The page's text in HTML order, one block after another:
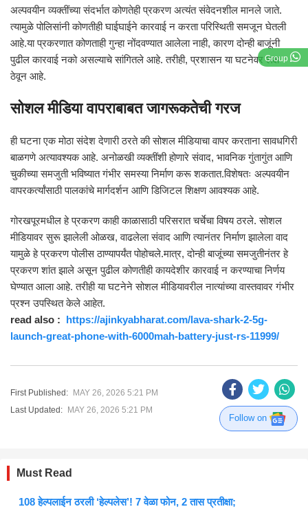
Group
अल्पवयीन व्यक्तींच्या संदर्भात कोणतेही प्रकरण अत्यंत संवेदनशील मानले जाते.
त्यामुळे पोलिसांनी कोणतीही घाईघाईने कारवाई न करता परिस्थिती समजून घेतली
आहे.या प्रकरणात कोणताही गुन्हा नोंदवण्यात आलेला नाही, कारण दोन्ही बाजूंनी
पुढील कारवाई नको असल्याचे सांगितले आहे. तरीही, प्रशासन या घटनेवर लक्ष
ठेवून आहे.
सोशल मीडिया वापराबाबत जागरूकतेची गरज
ही घटना एक मोठा संदेश देणारी ठरते की सोशल मीडियाचा वापर करताना सावधगिरी
बाळगणे अत्यावश्यक आहे. अनोळखी व्यक्तींशी होणारे संवाद, भावनिक गुंतागुंत आणि
चुकीच्या समजुती भविष्यात गंभीर समस्या निर्माण करू शकतात.विशेषतः अल्पवयीन
वापरकर्त्यांसाठी पालकांचे मार्गदर्शन आणि डिजिटल शिक्षण आवश्यक आहे.
गोरखपूरमधील हे प्रकरण काही काळासाठी परिसरात चर्चेचा विषय ठरले. सोशल
मीडियावर सुरू झालेली ओळख, वाढलेला संवाद आणि त्यानंतर निर्माण झालेला वाद
यामुळे हे प्रकरण पोलीस ठाण्यापर्यंत पोहोचले.मात्र, दोन्ही बाजूंच्या समजुतीनंतर हे
प्रकरण शांत झाले असून पुढील कोणतीही कायदेशीर कारवाई न करण्याचा निर्णय
घेण्यात आला आहे. तरीही या घटनेने सोशल मीडियावरील नात्यांच्या वास्तवावर गंभीर
प्रश्न उपस्थित केले आहेत.
read also : https://ajinkyabharat.com/lava-shark-2-5g-
launch-great-phone-with-6000mah-battery-just-rs-11999/
First Published: MAY 26, 2026 5:21 PM
Last Updated: MAY 26, 2026 5:21 PM
Follow on
Must Read
108 हेल्पलाईन ठरली ‘हेल्पलेस’! 7 वेळा फोन, 2 तास प्रतीक्षा;